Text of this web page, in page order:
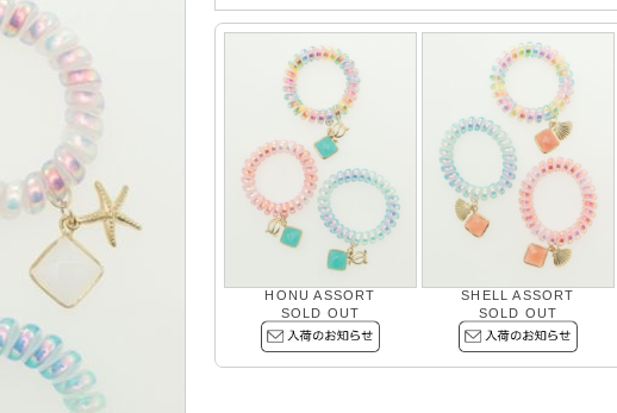
HONU ASSORT
SOLD OUT
SHELL ASSORT
SOLD OUT